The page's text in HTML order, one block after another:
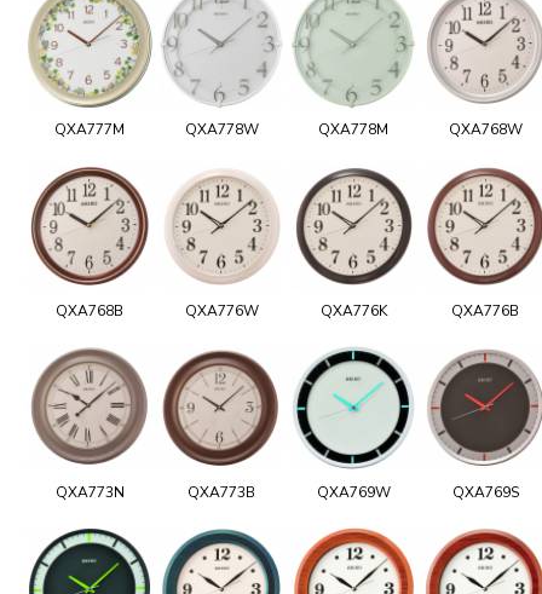
QXA777M QXA778W QXA778M QXA768W
QXA768B QXA776W QXA776K QXA776B
QXA773N QXA773B QXA769W QXA769S